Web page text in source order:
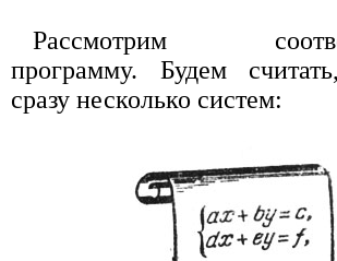
Рассмотрим
программу. Будем
сразу несколько систем: